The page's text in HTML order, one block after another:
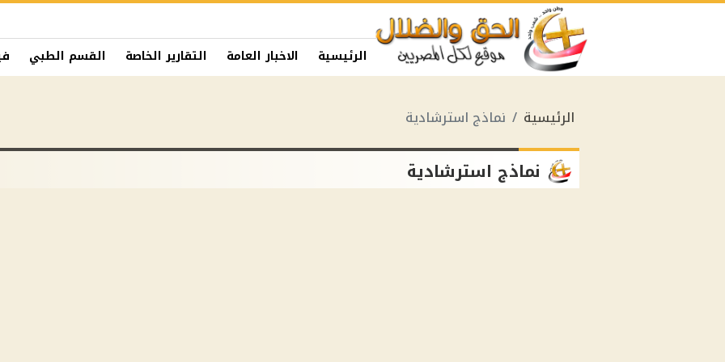
الرئيسية الاخبار العامة التقارير الخاصة القسم الطبي
الرئيسية نماذج استرشادية
نماذج استرشادية